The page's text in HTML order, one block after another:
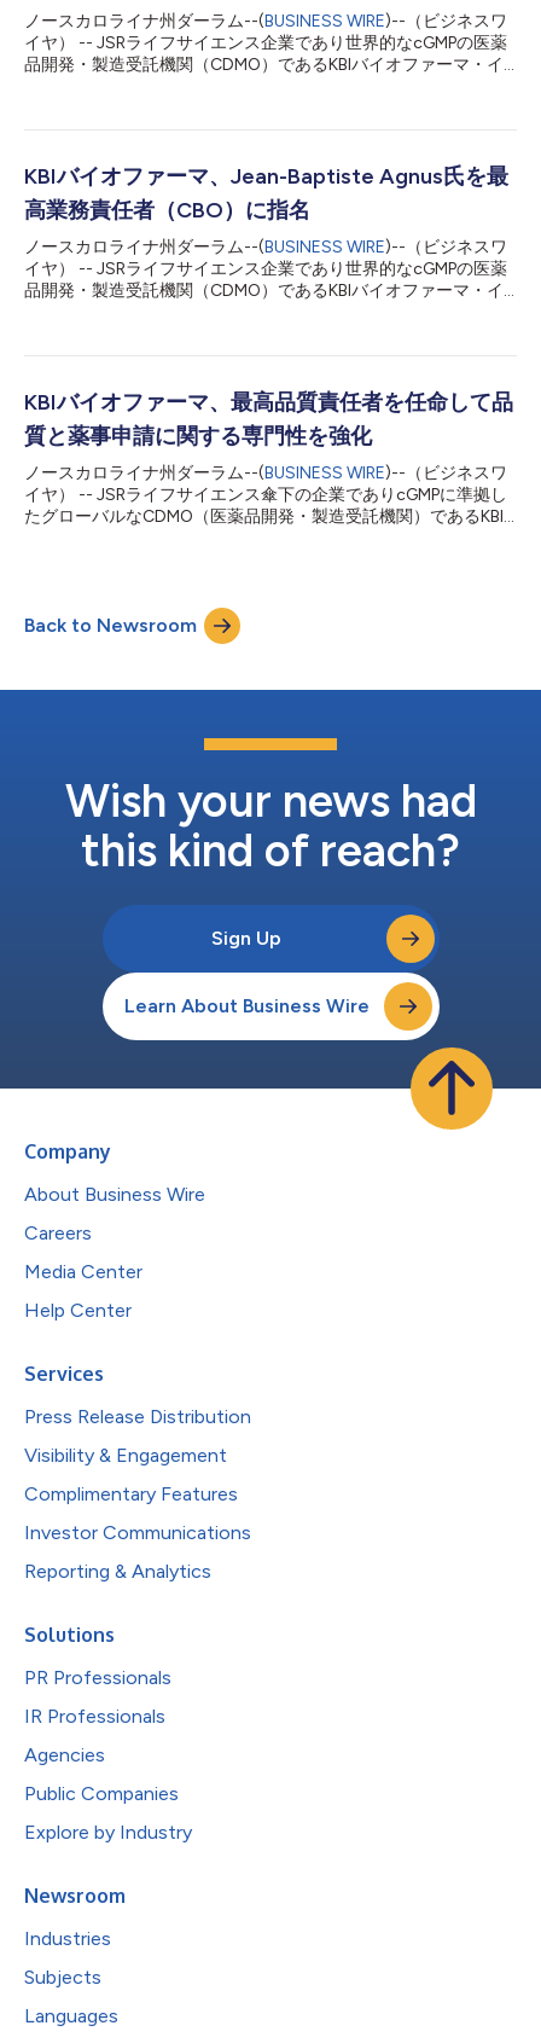
ノースカロライナ州ダーラム--(BUSINESS WIRE)--（ビジネスワ
イヤ） -- JSRライフサイエンス企業であり世界的なcGMPの医薬
品開発・製造受託機関（CDMO）であるKBIバイオファーマ・イ
初めて締結された本契約は、今回の更新で重要な修正事項を含め
でに価値が約2億5,000万ドル増加する2種類の治療製品に対する
購入契約を概説しています。 さらにKBIは6月下旬、アメリカ食品
医薬品局（FDA）によるノースカロライナ州ダーラムの哺乳動物
業務に対する規制検閲を成功裏に完了させました。この規制検閲
を受けたことで、ノースカロライナの事業では戦略上重要な顧客
1社に哺乳動物から作る製剤原料を商用提供できるようになりま
す。また、これは医薬品を商業的に大量生産する際に選ばれるパ
KBIバイオファーマ、Jean-Baptiste Agnus氏を最
高業務責任者（CBO）に指名
ノースカロライナ州ダーラム--(BUSINESS WIRE)--（ビジネスワ
イヤ） -- JSRライフサイエンス企業であり世界的なcGMPの医薬
品開発・製造受託機関（CDMO）であるKBIバイオファーマ・イ
を発表しました。 JB氏はバイオ医薬品業界のあらゆる分野での
複合体（ADC）、細胞・遺伝子治療の最新の進歩における商業開
発の知識を有しています。JB氏は営業戦略の実施と好成績チーム
の育成に確かな実績があり、KBIのグローバル事業開発のイニシ
アチブを取り、当社を継続的な成長と持続的な成功に導いてくれ
るでしょう。この極めて重要な役割は、同社の現在および将来の
世界中の顧客との持続的なパートナーシップの構築と継続に焦点
を合わせるものです。社外パートナーや社内チームメンバーと関
KBIバイオファーマ、最高品質責任者を任命して品
質と薬事申請に関する専門性を強化
ノースカロライナ州ダーラム--(BUSINESS WIRE)--（ビジネスワ
イヤ） -- JSRライフサイエンス傘下の企業でありcGMPに準拠し
たグローバルなCDMO（医薬品開発・製造受託機関）であるKBI
業界のリーダーとして非常に評価が高く、成功を収めているカー
ボーンは、バイオテクノロジー、製薬、先端治療をはじめとする
ライフサイエンス分野の多様な領域において、オペレーション、
きました。カーボーンはKBIの品質・薬事申請チームのリーダー
取り組みの陣頭指揮を執り、KBIが薬事施策に関して保健当局と
提携するうえでリーダーシップを発揮し、サービス、専門知識を
におけるオピニオンリーダーとして、また薬事に変革をもたらす
触媒としてのKBIバイオファ...
Back to Newsroom
Wish your news had
this kind of reach?
Sign Up
Learn About Business Wire
Company
About Business Wire
Careers
Media Center
Help Center
Services
Press Release Distribution
Visibility & Engagement
Complimentary Features
Investor Communications
Reporting & Analytics
Solutions
PR Professionals
IR Professionals
Agencies
Public Companies
Explore by Industry
Newsroom
Industries
Subjects
Languages